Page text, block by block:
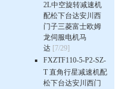
2L中空旋转减速机
配松下台达安川西
门子三菱富士欧姆
龙伺服电机马
达 [7/29]
FXZTF110-5-P2-SZ-
T 直角行星减速机配
松下台达安川西门